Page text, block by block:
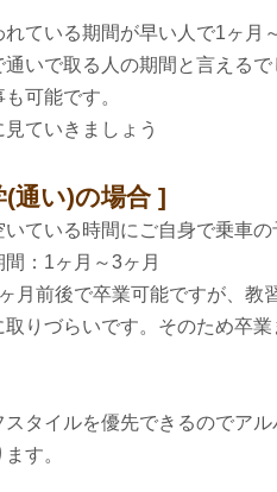
ている期間が早い人で1ヶ月
通いで取る人の期間と言える
可能です。
ていきましょう
(通い)の場合
いている時間にご自身で乗車の
：1ヶ月～3ヶ月
月前後で卒業可能ですが、教
りづらいです。そのため卒
スタイルを優先できるので
す。